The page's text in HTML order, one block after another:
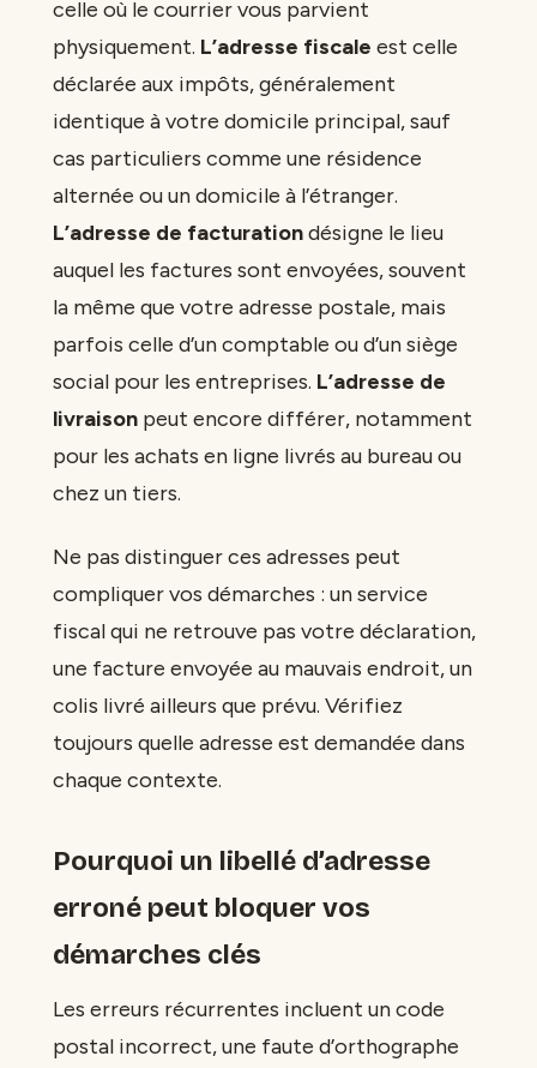
celle où le courrier vous parvient
physiquement. L’adresse fiscale est celle
déclarée aux impôts, généralement
identique à votre domicile principal, sauf
cas particuliers comme une résidence
alternée ou un domicile à l’étranger.
L’adresse de facturationdésigne le lieu
auquel les factures sont envoyées, souvent
la même que votre adresse postale, mais
parfois celle d’un comptable ou d’un siège
social pour les entreprises. L’adresse de
livraison peut encore différer, notamment
pour les achats en ligne livrés au bureau ou
chez un tiers.
Ne pas distinguer ces adresses peut
compliquer vos démarches : un service
fiscal qui ne retrouve pas votre déclaration,
une facture envoyée au mauvais endroit, un
colis livré ailleurs que prévu. Vérifiez
toujours quelle adresse est demandée dans
chaque contexte.
Pourquoi un libellé d’adresse
erroné peut bloquer vos
démarches clés
Les erreurs récurrentes incluent un code
postal incorrect, une faute d’orthographe